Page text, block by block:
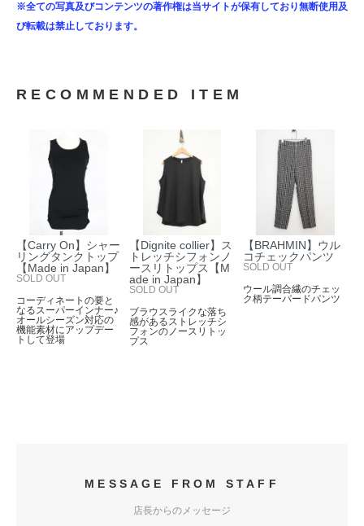
※全ての写真及びコンテンツの著作権は当サイトが保有しており無断使用及
び転載は禁止しております。
RECOMMENDED ITEM
【Carry On】シャー
リングタンクトップ
【Made in Japan】
SOLD OUT
コーディネートの要と
なるスーパーインナー♪
オールシーズン対応の
機能素材にアップデー
トして登場
【Dignite collier】ス
トレッチシフォンノ
ースリトップス【M
ade in Japan】
SOLD OUT
ブラウスライクな落ち
感があるストレッチシ
フォンのノースリトッ
プス
【BRAHMIN】ウル
コチェックパンツ
SOLD OUT
ウール調合繊のチェッ
ク柄テーパードパンツ
MESSAGE FROM STAFF
店長からのメッセージ